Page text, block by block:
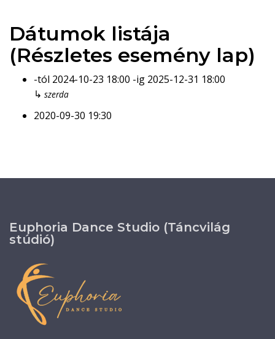
Dátumok listája
(Részletes esemény lap)
-tól 2024-10-23 18:00 -ig 2025-12-31 18:00
↳ szerda
2020-09-30 19:30
Euphoria Dance Studio (Táncvilág
stúdió)